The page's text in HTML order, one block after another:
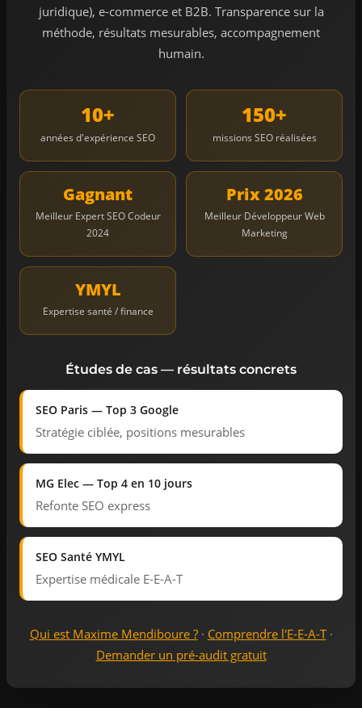
juridique), e-commerce et B2B. Transparence sur la
méthode, résultats mesurables, accompagnement
humain.
10+
années d'expérience SEO
150+
missions SEO réalisées
Gagnant
Meilleur Expert SEO Codeur
2024
Prix 2026
Meilleur Développeur Web
Marketing
YMYL
Expertise santé / finance
Études de cas — résultats concrets
SEO Paris — Top 3 Google
Stratégie ciblée, positions mesurables
MG Elec — Top 4 en 10 jours
Refonte SEO express
SEO Santé YMYL
Expertise médicale E-E-A-T
Qui est Maxime Mendiboure ?· Comprendre l'E-E-A-T·
Demander un pré-audit gratuit